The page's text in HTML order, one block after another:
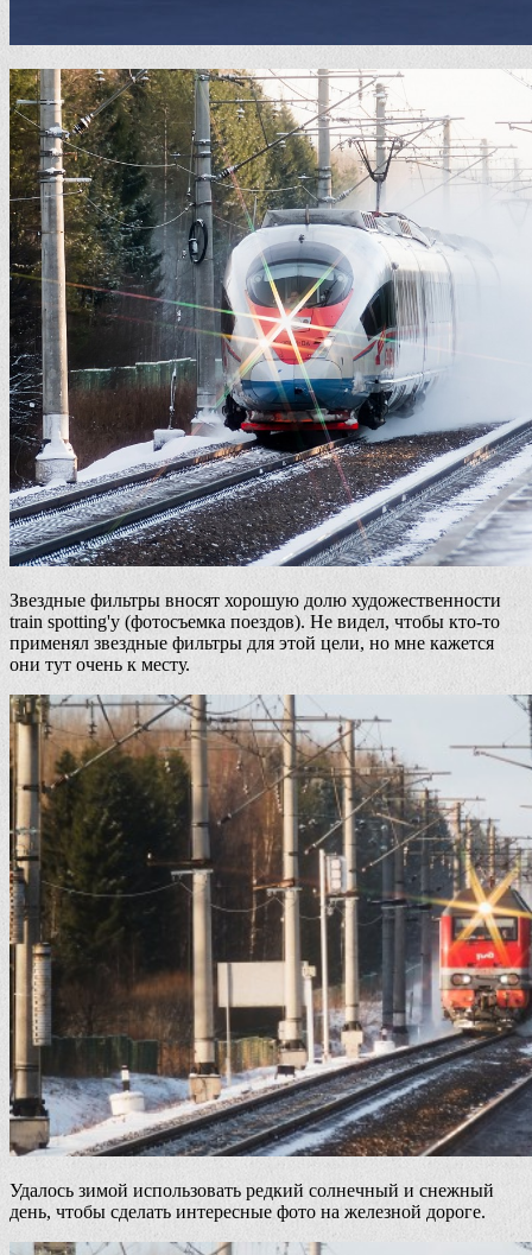
Звездные фильтры вносят хорошую долю художественности
train spotting'у (фотосъемка поездов). Не видел, чтобы кто-то
применял звездные фильтры для этой цели, но мне кажется
они тут очень к месту.
Удалось зимой использовать редкий солнечный и снежный
день, чтобы сделать интересные фото на железной дороге.